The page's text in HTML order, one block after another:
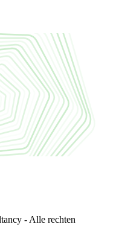
- Alle rechten